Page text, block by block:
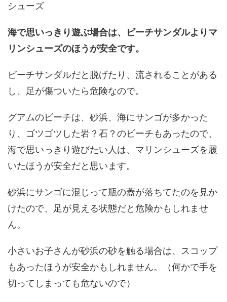
シューズ
海で思いっきり遊ぶ場合は、ビーチサンダルよりマ
リンシューズのほうが安全です。
ビーチサンダルだと脱げたり、流されることがある
し、足が傷ついたら危険なので。
グアムのビーチは、砂浜、海にサンゴが多かった
り、ゴツゴツした岩？石？のビーチもあったので、
海で思いっきり遊びたい人は、マリンシューズを履
いたほうが安全だと思います。
砂浜にサンゴに混じって瓶の蓋が落ちてたのを見か
けたので、足が見える状態だと危険かもしれませ
ん。
小さいお子さんが砂浜の砂を触る場合は、スコップ
もあったほうが安全かもしれません。（何かで手を
切ってしまっても危ないので）